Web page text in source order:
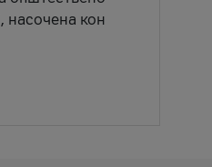
насочена кон